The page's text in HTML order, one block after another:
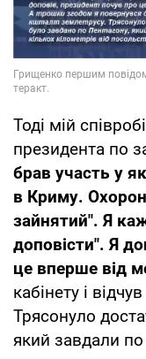
Тоді мій
президента по
брав участь у
в Криму.
зайнятий". Я
доповісти". Я
це вперше від
кабінету і
Трясонуло
який завдали